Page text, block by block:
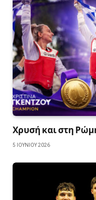
Χρυσή και στη
5 ΙΟΥΝΊΟΥ 2026